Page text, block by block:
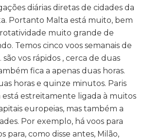
diárias diretas de cidades da
Portanto Malta está muito, bem
muito grande de
Temos cinco voos semanais de
são vos rápidos , cerca de duas
fica a apenas duas horas.
horas e quinze minutos. Paris
está estreitamente ligada à muitos
europeias, mas também a
Por exemplo, há voos para
para, como disse antes, Milão,